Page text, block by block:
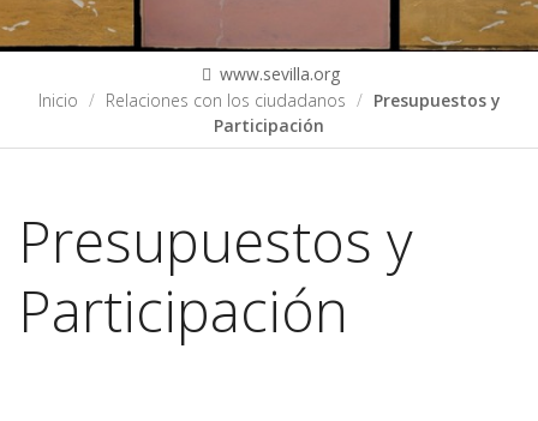
www.sevilla.org
Inicio
Relaciones con los ciudadanos
Presupuestos y
Participación
Presupuestos y
Participación